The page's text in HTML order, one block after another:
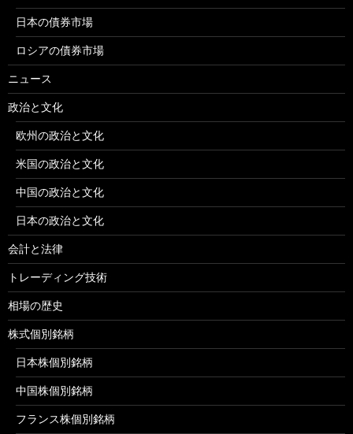
日本の債券市場
ロシアの債券市場
ニュース
政治と文化
欧州の政治と文化
米国の政治と文化
中国の政治と文化
日本の政治と文化
会計と法律
トレーディング技術
相場の歴史
株式個別銘柄
日本株個別銘柄
中国株個別銘柄
フランス株個別銘柄